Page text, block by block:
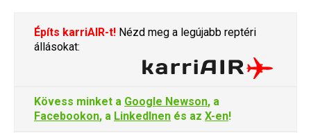
Építs karriAIR-t! Nézd meg a legújabb reptéri
állásokat:
Kövess minket a Google Newson, a
Facebookon, a LinkedInen és az X-en!